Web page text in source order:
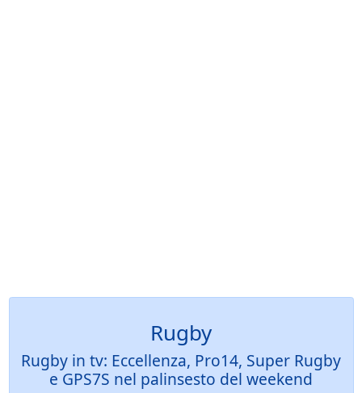
Rugby
Rugby in tv: Eccellenza, Pro14, Super Rugby
e GPS7S nel palinsesto del weekend